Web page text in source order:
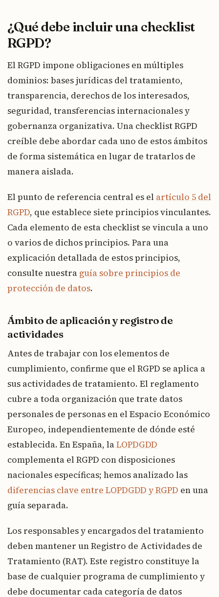
¿Qué debe incluir una checklist
RGPD?
El RGPD impone obligaciones en múltiples
dominios: bases jurídicas del tratamiento,
transparencia, derechos de los interesados,
seguridad, transferencias internacionales y
gobernanza organizativa. Una checklist RGPD
creíble debe abordar cada uno de estos ámbitos
de forma sistemática en lugar de tratarlos de
manera aislada.
El punto de referencia central es el artículo 5 del
RGPD, que establece siete principios vinculantes.
Cada elemento de esta checklist se vincula a uno
o varios de dichos principios. Para una
explicación detallada de estos principios,
consulte nuestra guía sobre principios de
protección de datos.
Ámbito de aplicación y registro de
actividades
Antes de trabajar con los elementos de
cumplimiento, confirme que el RGPD se aplica a
sus actividades de tratamiento. El reglamento
cubre a toda organización que trate datos
personales de personas en el Espacio Económico
Europeo, independientemente de dónde esté
establecida. En España, laLOPDGDD
complementa el RGPD con disposiciones
nacionales específicas; hemos analizado las
diferencias clave entre LOPDGDD y RGPD en una
guía separada.
Los responsables y encargados del tratamiento
deben mantener un Registro de Actividades de
Tratamiento (RAT). Este registro constituye la
base de cualquier programa de cumplimiento y
debe documentar cada categoría de datos